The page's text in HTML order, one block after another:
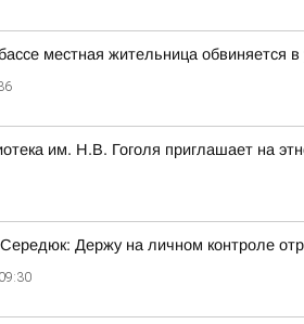
местная жительница обвиняется в
им. Н.В. Гоголя приглашает на
Держу на личном контроле
09:30